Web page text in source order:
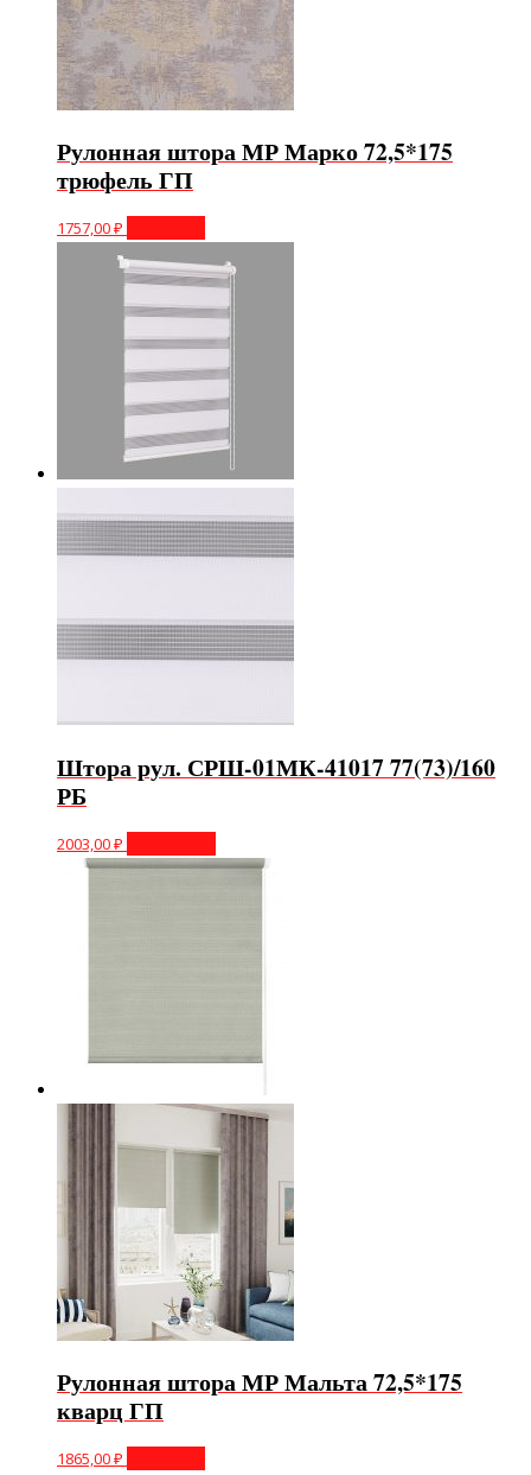
Рулонная штора МР Марко 72,5*175
трюфель ГП
1757,00₽
Штора рул. СРШ-01МК-41017 77(73)/160
РБ
2003,00₽
Рулонная штора МР Мальта 72,5*175
кварц ГП
1865,00₽